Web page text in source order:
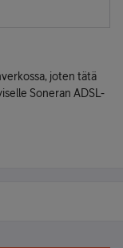
joten tätä
Soneran ADSL-